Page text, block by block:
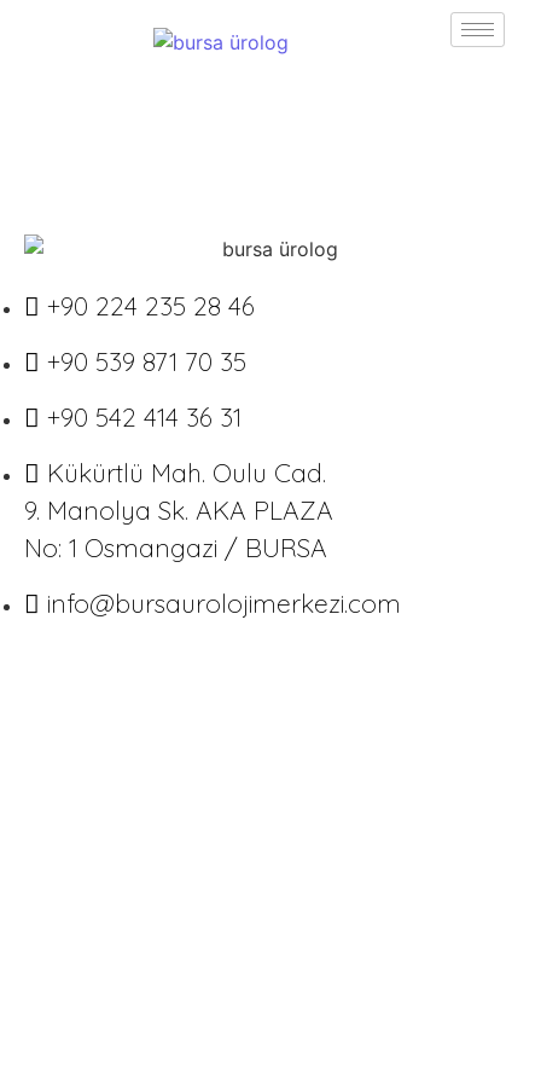
+90 224 235 28 46
+90 539 871 70 35
+90 542 414 36 31
Kükürtlü Mah. Oulu Cad.
9. Manolya Sk. AKA PLAZA
No: 1 Osmangazi / BURSA
info@bursaurolojimerkezi.com